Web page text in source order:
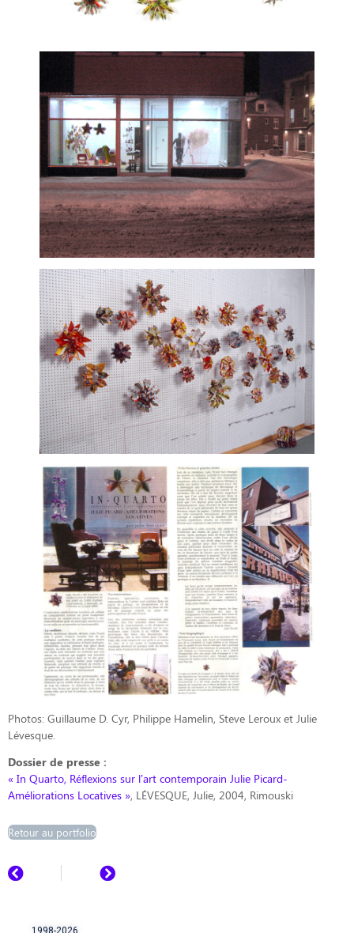
Photos: Guillaume D. Cyr, Philippe Hamelin, Steve Leroux et Julie
Lévesque.
Dossier de presse :
« In Quarto, Réflexions sur l’art contemporain Julie Picard-
Améliorations Locatives », LÉVESQUE, Julie, 2004, Rimouski
Retour au portfolio
1998-2026